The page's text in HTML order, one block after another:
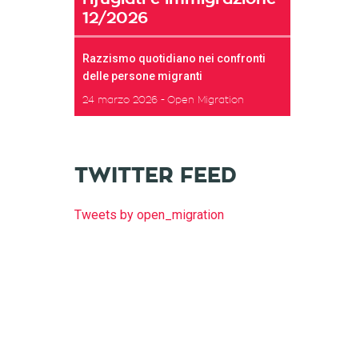
12/2026
Razzismo quotidiano nei confronti
delle persone migranti
24 marzo 2026 Open Migration
TWITTER FEED
Tweets by open_migration